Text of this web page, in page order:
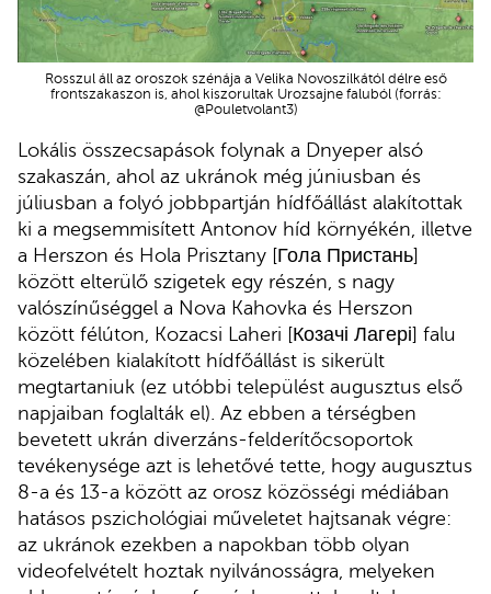
Rosszul áll az oroszok szénája a Velika Novoszilkától délre eső
frontszakaszon is, ahol kiszorultak Urozsajne faluból (forrás:
@Pouletvolant3)
Lokális összecsapások folynak a Dnyeper alsó
szakaszán, ahol az ukránok még júniusban és
júliusban a folyó jobbpartján hídfőállást alakítottak
ki a megsemmisített Antonov híd környékén, illetve
a Herszon és Hola Prisztany [Гола Пристань]
között elterülő szigetek egy részén, s nagy
valószínűséggel a Nova Kahovka és Herszon
között félúton, Kozacsi Laheri [Козачі Лагері] falu
közelében kialakított hídfőállást is sikerült
megtartaniuk (ez utóbbi települést augusztus első
napjaiban foglalták el). Az ebben a térségben
bevetett ukrán diverzáns-felderítőcsoportok
tevékenysége azt is lehetővé tette, hogy augusztus
8-a és 13-a között az orosz közösségi médiában
hatásos pszichológiai műveletet hajtsanak végre:
az ukránok ezekben a napokban több olyan
videofelvételt hoztak nyilvánosságra, melyeken